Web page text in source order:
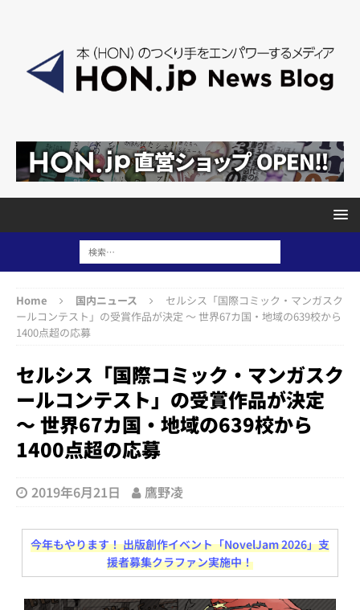
Home 国内ニュース
セルシス「国際コミック・マンガスク
ールコンテスト」の受賞作品が決定 ～ 世界67カ国・地域の639校から
1400点超の応募
セルシス「国際コミック・マンガスク
ールコンテスト」の受賞作品が決定
～ 世界67カ国・地域の639校から
1400点超の応募
2019年6月21日 鷹野凌
今年もやります！ 出版創作イベント「NovelJam 2026」支
援者募集クラファン実施中！